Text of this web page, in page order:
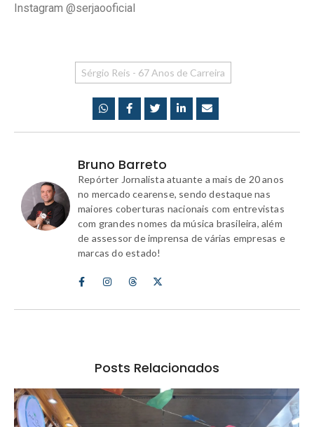
Instagram @serjaooficial
Sérgio Reis - 67 Anos de Carreira
Bruno Barreto
Repórter Jornalista atuante a mais de 20 anos
no mercado cearense, sendo destaque nas
maiores coberturas nacionais com entrevistas
com grandes nomes da música brasileira, além
de assessor de imprensa de várias empresas e
marcas do estado!
Posts Relacionados